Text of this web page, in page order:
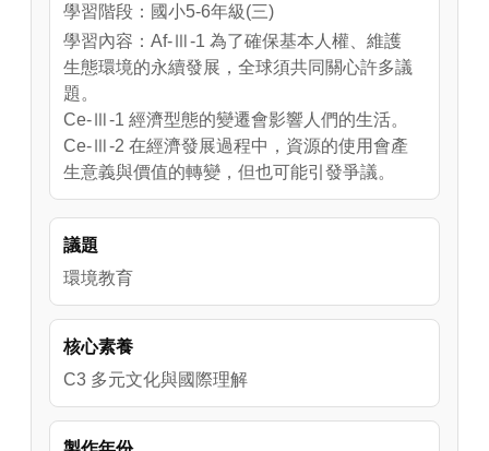
學習階段：國小5-6年級(三)
學習內容：Af-Ⅲ-1 為了確保基本人權、維護
生態環境的永續發展，全球須共同關心許多議
題。
Ce-Ⅲ-1 經濟型態的變遷會影響人們的生活。
Ce-Ⅲ-2 在經濟發展過程中，資源的使用會產
生意義與價值的轉變，但也可能引發爭議。
議題
環境教育
核心素養
C3 多元文化與國際理解